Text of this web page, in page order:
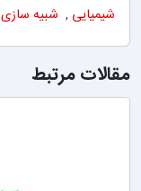
شیمیایی , شبیه سازی
مقالات مرتبط